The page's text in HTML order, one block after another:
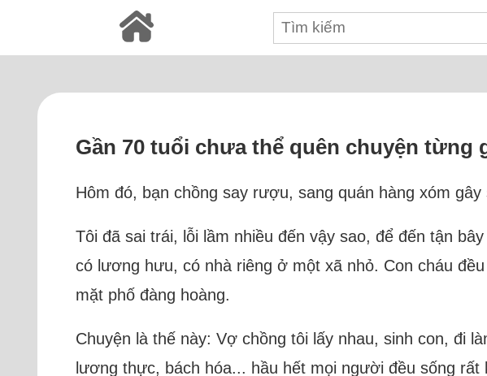
Gần 70 tuổi chưa thể quên chuyện từng
Hôm đó, bạn chồng say rượu, sang quán hàng xóm
Tôi đã sai trái, lỗi lầm nhiều đến vậy sao, để đến tận
có lương hưu, có nhà riêng ở một xã nhỏ. Con cháu
mặt phố đàng hoàng.
Chuyện là thế này: Vợ chồng tôi lấy nhau, sinh con, đi
lương thực, bách hóa... hầu hết mọi người đều sống